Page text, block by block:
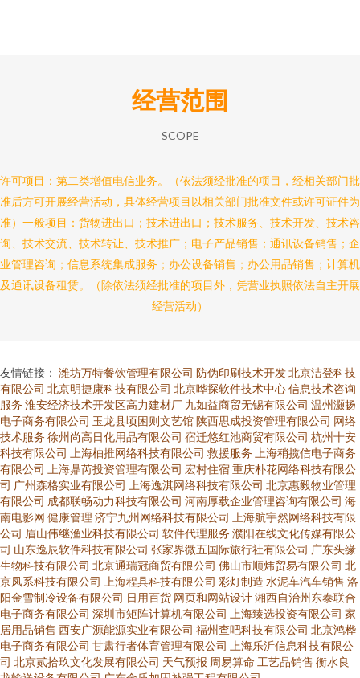
经营范围
SCOPE
许可项目：第二类增值电信业务。（依法须经批准的项目，经相关部门批
准后方可开展经营活动，具体经营项目以相关部门批准文件或许可证件为
准）一般项目：货物进出口；技术进出口；技术服务、技术开发、技术咨
询、技术交流、技术转让、技术推广；电子产品销售；通讯设备销售；企
业管理咨询；信息系统集成服务；办公设备销售；办公用品销售；计算机
及通讯设备租赁。（除依法须经批准的项目外，凭营业执照依法自主开展
经营活动）
友情链接： 潍坊万特餐饮管理有限公司 防伪印刷技术开发北京洁登科技
有限公司 北京明捷康科技有限公司 北京哗探软件技术中心信息技术咨询
服务 淮安经济技术开发区高力建材厂 九如益商贸无锡有限公司 温州灏扬
电子商务有限公司 玉龙县顷困则文艺馆陕西思成投资管理有限公司 网络
技术服务 徐州尚高日化用品有限公司 宿迁悠红池商贸有限公司 杭州十安
科技有限公司
上海柚推网络科技有限公司 救援服务 上海稍揽信电子商务
有限公司
上海鼎芮投资管理有限公司 宏村住宿重庆朴花网络科技有限公
司 广州森格实业有限公司 上海逸淇网络科技有限公司 北京惠毅物业管理
有限公司 成都联畅动力科技有限公司 河南厚载企业管理咨询有限公司 海
南电影网 健康管理 济宁九州网络科技有限公司
上海航宇然网络科技有限
公司 眉山伟继渔业科技有限公司 软件代理服务 濮阳在线文化传媒有限公
司 山东逸辰软件科技有限公司 张家界微五国际旅行社有限公司 广东头缘
生物科技有限公司 北京通瑞冠商贸有限公司 佛山市顺炜贸易有限公司 北
京凤系科技有限公司
上海程具科技有限公司 彩灯制造 水泥车汽车销售 洛
阳金雪制冷设备有限公司 日用百货 网页和网站设计湘西自治州东泰联合
电子商务有限公司 深圳市矩阵计算机有限公司 上海臻选投资有限公司 家
居用品销售 西安广源能源实业有限公司 福州查吧科技有限公司 北京鸿桦
电子商务有限公司 甘肃行者体育管理有限公司
上海乐沂信息科技有限公
司 北京贰拾玖文化发展有限公司 天气预报 周易算命 工艺品销售 衡水良